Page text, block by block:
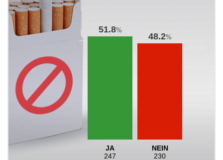
51.8%
JA
247
48.2%
NEIN
230